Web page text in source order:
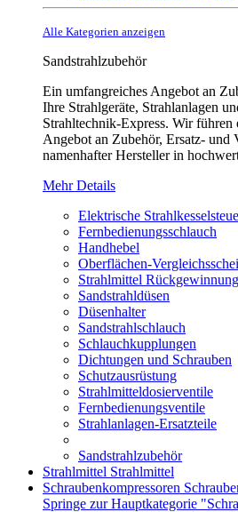
Alle Kategorien anzeigen
Sandstrahlzubehör
Ein umfangreiches Angebot an
Ihre Strahlgeräte, Strahlanlagen
Strahltechnik-Express. Wir führen
Angebot an Zubehör, Ersatz- und
namenhafter Hersteller in
Mehr Details
Elektrische
Fernbedienungsschlauch
Handhebel
Oberflächen-
Strahlmittel Rückgewinnung
Sandstrahldüsen
Düsenhalter
Sandstrahlschlauch
Schlauchkupplungen
Dichtungen und Schrauben
Schutzausrüstung
Strahlmitteldosierventile
Fernbedienungsventile
Strahlanlagen-Ersatzteile
Sandstrahlzubehör
Strahlmittel Strahlmittel
Schraubenkompressoren
Springe zur Hauptkategorie